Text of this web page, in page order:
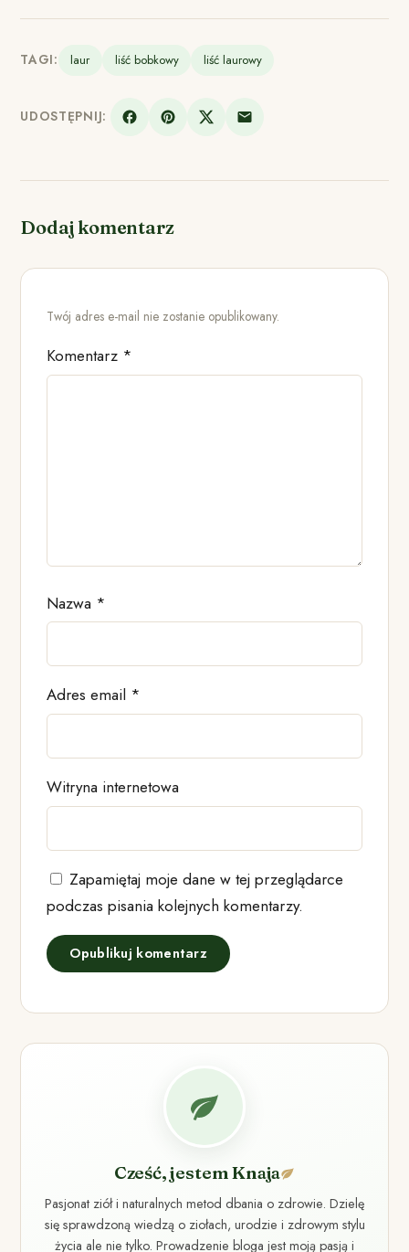
TAGI: laur liść bobkowy liść laurowy
UDOSTĘPNIJ:
Dodaj komentarz
Twój adres e-mail nie zostanie opublikowany.
Komentarz *
Nazwa *
Adres email *
Witryna internetowa
Zapamiętaj moje dane w tej przeglądarce
podczas pisania kolejnych komentarzy.
Cześć, jestem Knaja
Pasjonat ziół i naturalnych metod dbania o zdrowie. Dzielę
się sprawdzoną wiedzą o ziołach, urodzie i zdrowym stylu
życia ale nie tylko. Prowadzenie bloga jest moją pasją i